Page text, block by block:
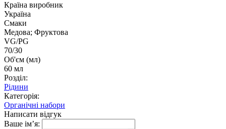
Країна виробник
Україна
Смаки
Медова; Фруктова
VG/PG
70/30
Об'єм (мл)
60 мл
Розділ:
Рідини
Категорія:
Органічні набори
Написати відгук
Ваше ім’я: